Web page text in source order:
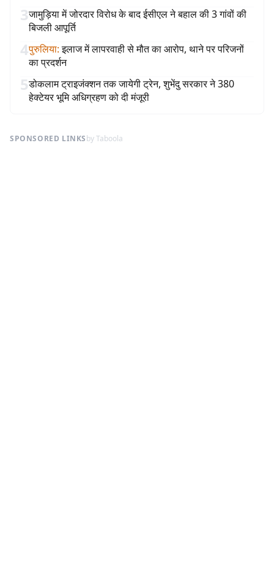
3जामुड़िया में जोरदार विरोध के बाद ईसीएल ने बहाल की 3 गांवों की
बिजली आपूर्ति
4पुरुलिया: इलाज में लापरवाही से मौत का आरोप, थाने पर परिजनों
का प्रदर्शन
5डोकलाम ट्राइजंक्शन तक जायेगी ट्रेन, शुभेंदु सरकार ने 380
हेक्टेयर भूमि अधिग्रहण को दी मंजूरी
SPONSORED LINKSby Taboola